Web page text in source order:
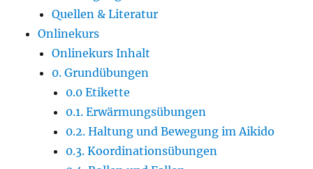
Quellen & Literatur
Onlinekurs
Onlinekurs Inhalt
0. Grundübungen
0.0 Etikette
0.1. Erwärmungsübungen
0.2. Haltung und Bewegung im Aikido
0.3. Koordinationsübungen